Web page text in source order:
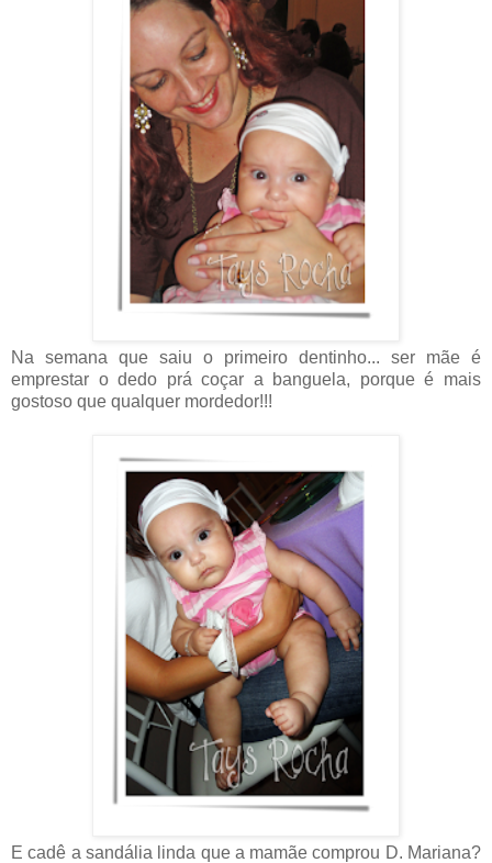
Na semana que saiu o primeiro dentinho... ser mãe é
emprestar o dedo prá coçar a banguela, porque é mais
gostoso que qualquer mordedor!!!
E cadê a sandália linda que a mamãe comprou D. Mariana?